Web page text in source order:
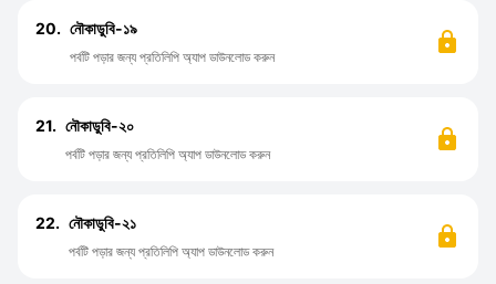
20. নৌকাডুবি-১৯
পর্বটি পড়ার জন্য প্রতিলিপি অ্যাপ ডাউনলোড করুন
21. নৌকাডুবি-২০
পর্বটি পড়ার জন্য প্রতিলিপি অ্যাপ ডাউনলোড করুন
22. নৌকাডুবি-২১
পর্বটি পড়ার জন্য প্রতিলিপি অ্যাপ ডাউনলোড করুন